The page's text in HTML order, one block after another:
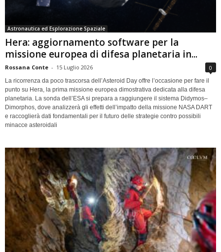
Astronautica ed Esplorazione Spaziale
Hera: aggiornamento software per la
missione europea di difesa planetaria in...
Rossana Conte - 15 Luglio 2026 0
La ricorrenza da poco trascorsa dell’Asteroid Day offre l’occasione per fare il
punto su Hera, la prima missione europea dimostrativa dedicata alla difesa
planetaria. La sonda dell’ESA si prepara a raggiungere il sistema Didymos–
Dimorphos, dove analizzerà gli effetti dell’impatto della missione NASA DART
e raccoglierà dati fondamentali per il futuro delle strategie contro possibili
minacce asteroidali